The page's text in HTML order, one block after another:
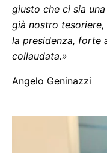
giusto che ci sia
già nostro
la presidenza, forte
collaudata.»
Angelo Geninazzi